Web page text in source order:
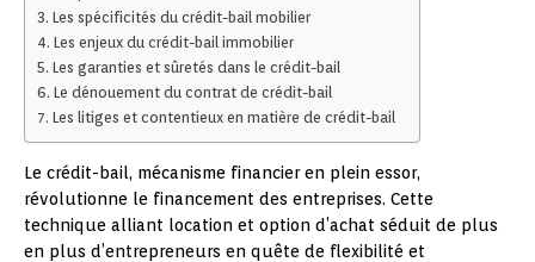
Les spécificités du crédit-bail mobilier
Les enjeux du crédit-bail immobilier
Les garanties et sûretés dans le crédit-bail
Le dénouement du contrat de crédit-bail
Les litiges et contentieux en matière de crédit-bail
Le crédit-bail, mécanisme financier en plein essor,
révolutionne le financement des entreprises. Cette
technique alliant location et option d’achat séduit de plus
en plus d’entrepreneurs en quête de flexibilité et